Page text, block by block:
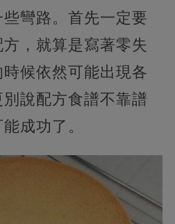
彎路。首先一定要
，就算是寫著零失
候依然可能出現各
說配方食譜不靠譜
成功了。